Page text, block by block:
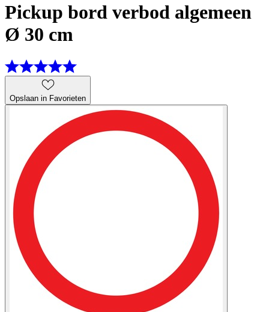
Pickup bord verbod algemeen
Ø 30 cm
Opslaan in Favorieten